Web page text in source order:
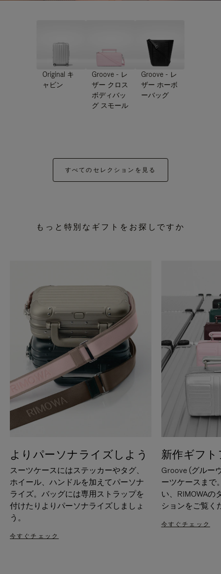
Original キ
ャビン
Groove - レ
ザー クロス
ボディバッ
グ スモール
Groove - レ
ザー ホーボ
ーバッグ
すべてのセレクションを見る
もっと特別なギフトをお探しですか
よりパーソナライズしよう
スーツケースにはステッカーやタグ、
ホイール、ハンドルを加えてパーソナ
ライズ。バッグには専用ストラップを
付けたりよりパーソナライズしましょ
う。
今すぐチェック
新作ギフ
Groove (グルー
ーツケースまで
い、RIMOWAの
ションをご覧く
今すぐチェック